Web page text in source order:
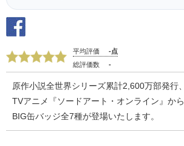
平均評価
-点
総評価数
-
原作小説全世界シリーズ累計2,600万部発行、
TVアニメ『ソードアート・オンライン』から
BIG缶バッジ全7種が登場いたします。